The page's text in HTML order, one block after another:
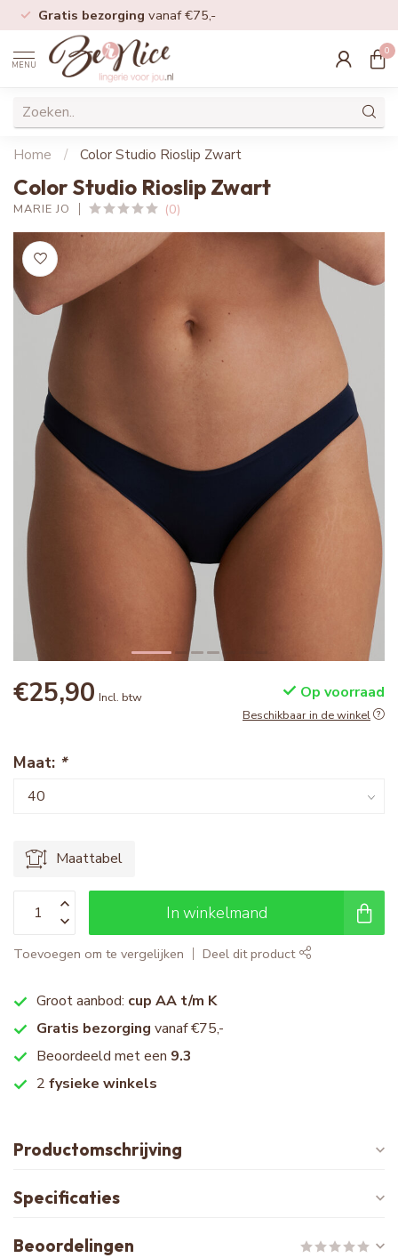
Gratis bezorging vanaf €75,-
MENU
0
Home / Color Studio Rioslip Zwart
Color Studio Rioslip Zwart
MARIE JO (0)
€25,90 Incl. btw Op voorraad
Beschikbaar in de winkel
Maat: *
Maattabel
In winkelmand
Toevoegen om te vergelijken Deel dit product
Groot aanbod: cup AA t/m K
Gratis bezorging vanaf €75,-
Beoordeeld met een 9.3
2 fysieke winkels
Productomschrijving
Specificaties
Beoordelingen